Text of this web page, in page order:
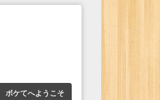
ボケてへようこそ